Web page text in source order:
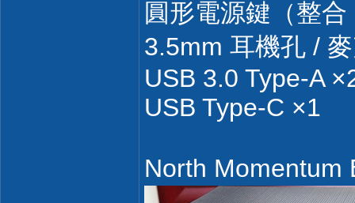
圓形電源鍵（整
3.5mm 耳機孔 /
USB 3.0 Type-A
USB Type-C ×1
North Momentum